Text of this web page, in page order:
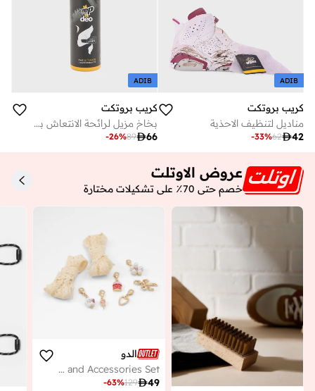
ADIB
كريب بروتكت
مناديل لتنظيف الاحذية
42
62
-33%
ADIB
كريب بروتكت
بخاخ مزيل لرائحة الانتعاش برائحة الكتان
66
89
-26%
عروض الاوتلت
خصم حتى 70٪ على تشكيلات مختارة
الدو
GIRLIE Shoe Lace and Accessories Set
49
129
-63%